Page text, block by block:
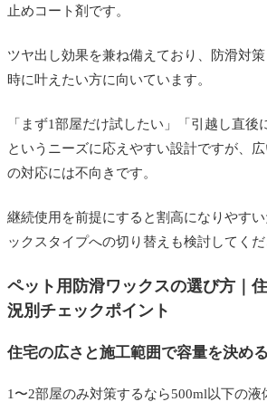
止めコート剤です。
ツヤ出し効果を兼ね備えており、防滑対
時に叶えたい方に向いています。
「まず1部屋だけ試したい」「引越し直後
というニーズに応えやすい設計ですが、
の対応には不向きです。
継続使用を前提にすると割高になりやす
ックスタイプへの切り替えも検討してくだ
ペット用防滑ワックスの選び方｜
況別チェックポイント
住宅の広さと施工範囲で容量を決める
1〜2部屋のみ対策するなら500ml以下の液